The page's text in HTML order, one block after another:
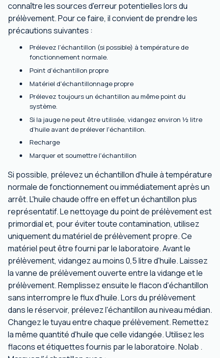
connaître les sources d'erreur potentielles lors du
prélèvement. Pour ce faire, il convient de prendre les
précautions suivantes :
Prélevez l'échantillon (si possible) à température de
fonctionnement normale.
Point d'échantillon propre
Matériel d'échantillonnage propre
Prélevez toujours un échantillon au même point du
système.
Si la jauge ne peut être utilisée, vidangez environ ½ litre
d'huile avant de prélever l'échantillon.
Recharge
Marquer et soumettre l'échantillon
Si possible, prélevez un échantillon d'huile à température
normale de fonctionnement ou immédiatement après un
arrêt. L'huile chaude offre en effet un échantillon plus
représentatif. Le nettoyage du point de prélèvement est
primordial et, pour éviter toute contamination, utilisez
uniquement du matériel de prélèvement propre. Ce
matériel peut être fourni par le laboratoire. Avant le
prélèvement, vidangez au moins 0,5 litre d'huile. Laissez
la vanne de prélèvement ouverte entre la vidange et le
prélèvement. Remplissez ensuite le flacon d'échantillon
sans interrompre le flux d'huile. Lors du prélèvement
dans le réservoir, prélevez l'échantillon au niveau médian.
Changez le tuyau entre chaque prélèvement. Remettez
la même quantité d'huile que celle vidangée. Utilisez les
flacons et étiquettes fournis par le laboratoire. Nolab .